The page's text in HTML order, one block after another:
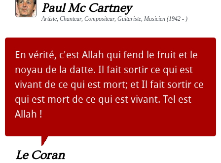
Paul Mc Cartney
Artiste, Chanteur, Compositeur, Guitariste, Musicien (1942 - )
En vérité, c'est Allah qui fend le fruit et le
noyau de la datte. Il fait sortir ce qui est
vivant de ce qui est mort; et Il fait sortir ce
qui est mort de ce qui est vivant. Tel est
Allah !
Le Coran